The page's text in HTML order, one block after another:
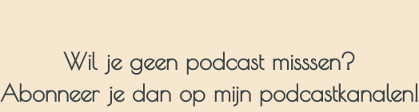
Wil je geen podcast misssen?
Abonneer je dan op mijn podcastkanalen!